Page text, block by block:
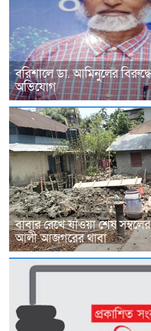
বরিশালে ডা. আমিনুলের
অভিযোগ
বাবার রেখে যাওয়া শেষ
আলী আজগরের থাবা